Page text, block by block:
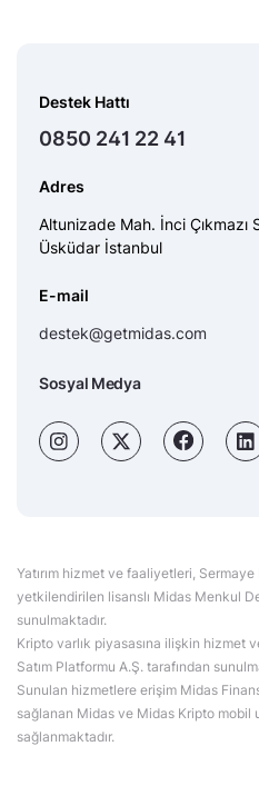
Destek Hattı
0850 241 22 41
Adres
Altunizade Mah. İnci Çıkmazı
Üsküdar İstanbul
E-mail
destek@getmidas.com
Sosyal Medya
Yatırım hizmet ve faaliyetleri, Sermaye
yetkilendirilen lisanslı Midas Menkul
sunulmaktadır.
Kripto varlık piyasasına ilişkin hizmet
Satım Platformu A.Ş. tarafından
Sunulan hizmetlere erişim Midas
sağlanan Midas ve Midas Kripto mobil
sağlanmaktadır.